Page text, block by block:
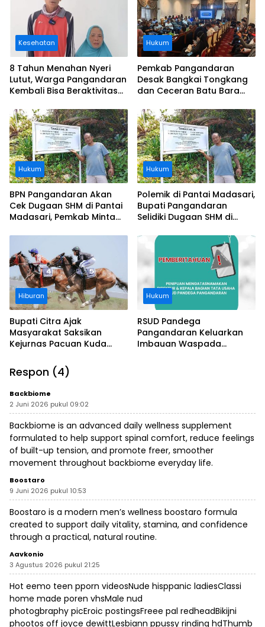
Kesehatan
8 Tahun Menahan Nyeri
Lutut, Warga Pangandaran
Kembali Bisa Beraktivitas
Ditanggung BPJS
Hukum
Pemkab Pangandaran
Desak Bangkai Tongkang
dan Ceceran Batu Bara
Buruknya Koordinasi
Perusahaan
Hukum
BPN Pangandaran Akan
Cek Dugaan SHM di Pantai
Madasari, Pemkab Minta
Hukum
Polemik di Pantai Madasari,
Bupati Pangandaran
Selidiki Dugaan SHM di
Pantai
Hiburan
Bupati Citra Ajak
Masyarakat Saksikan
Kejurnas Pacuan Kuda
Legokjawa
Hukum
RSUD Pandega
Pangandaran Keluarkan
Imbauan Waspada
Respon (4)
Backbiome
2 Juni 2026 pukul 09:02
Backbiome is an advanced daily wellness supplement
formulated to help support spinal comfort, reduce feelings
of built-up tension, and promote freer, smoother
movement throughout backbiome everyday life.
Boostaro
9 Juni 2026 pukul 10:53
Boostaro is a modern men’s wellness boostaro formula
created to support daily vitality, stamina, and confidence
through a practical, natural routine.
Aavkonio
3 Agustus 2026 pukul 21:25
Hot eemo teen pporn videosNude hisppanic ladiesClassi
home made poren vhsMale nud
photogbraphy picEroic postingsFreee pal redheadBikijni
phootos off joyce dewittLesbiann ppussy rinding hdThumb